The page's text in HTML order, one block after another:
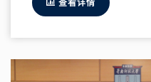
查看详情